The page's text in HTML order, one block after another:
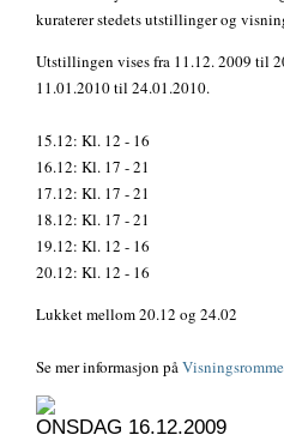
kuraterer stedets utstillinger og
Utstillingen vises fra 11.12. 2009 til
11.01.2010 til 24.01.2010.
15.12: Kl. 12 - 16
16.12: Kl. 17 - 21
17.12: Kl. 17 - 21
18.12: Kl. 17 - 21
19.12: Kl. 12 - 16
20.12: Kl. 12 - 16
Lukket mellom 20.12 og 24.02
Se mer informasjon på
ONSDAG 16.12.2009